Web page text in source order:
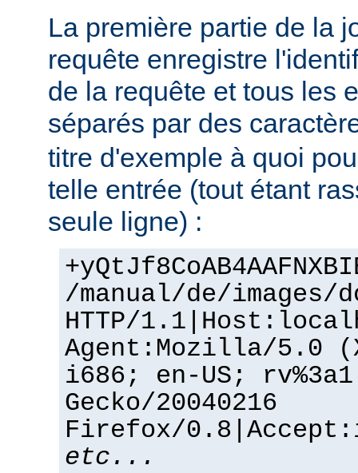
La première partie de la
requête enregistre
de la requête et tous les
séparés par des
titre d'exemple à quoi
telle entrée (tout étant
seule ligne) :
/manual/de/images/
HTTP/
Agent:Mozilla/5.0
i686; en-US;
Gecko/20040216
Firefox/
etc...